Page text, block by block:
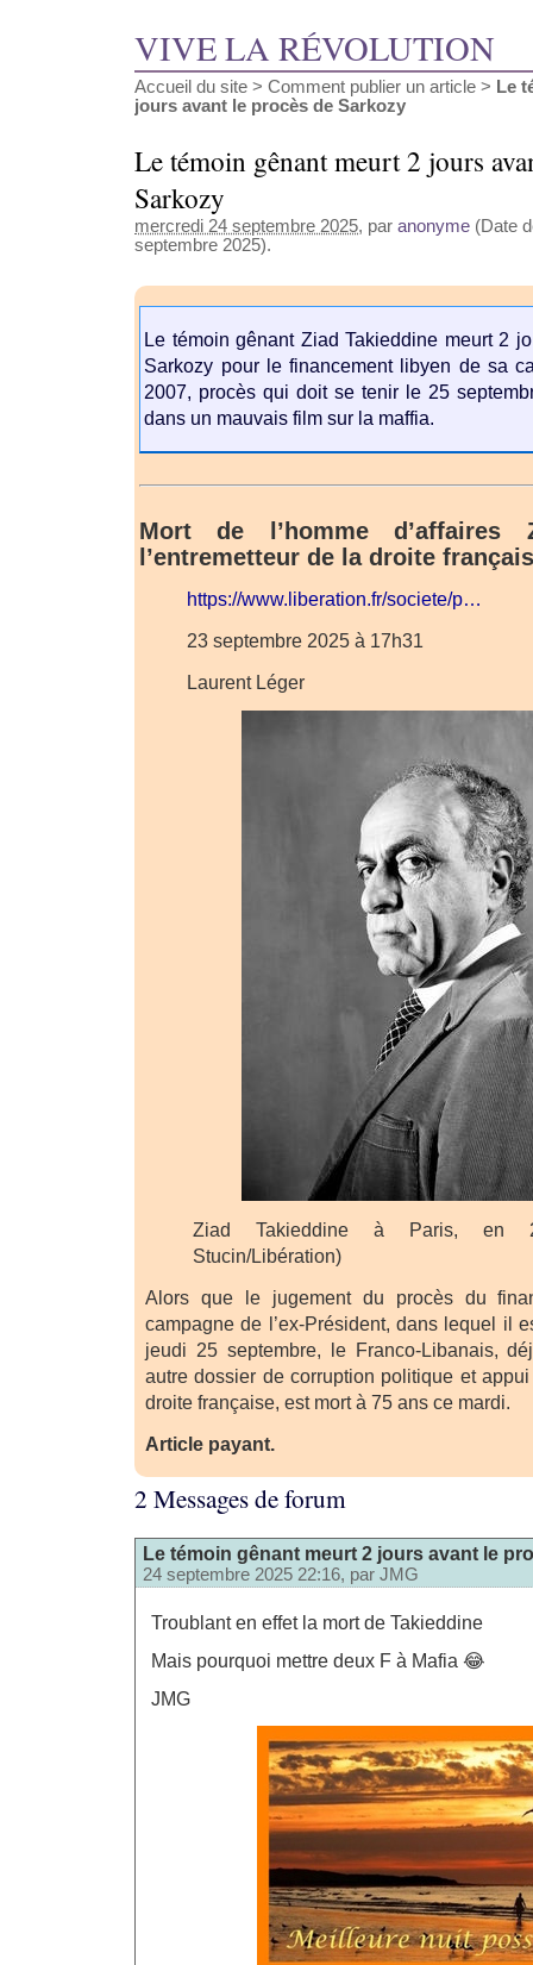
VIVE LA RÉVOLUTION
Accueil du site > Comment publier un article > Le
jours avant le procès de Sarkozy
Le témoin gênant meurt 2 jours
Sarkozy
mercredi 24 septembre 2025, par anonyme (Date
septembre 2025).
Le témoin gênant Ziad Takieddine meurt 2
Sarkozy pour le financement libyen de sa
2007, procès qui doit se tenir le 25
dans un mauvais film sur la maffia.
Mort de l’homme d’affaires
l’entremetteur de la droite
https://www.liberation.fr/societe/p…
23 septembre 2025 à 17h31
Laurent Léger
Ziad Takieddine à Paris, en
Stucin/Libération)
Alors que le jugement du procès du
campagne de l’ex-Président, dans lequel il
jeudi 25 septembre, le Franco-Libanais,
autre dossier de corruption politique et
droite française, est mort à 75 ans ce mardi.
Article payant.
2 Messages de forum
Le témoin gênant meurt 2 jours avant le
24 septembre 2025 22:16, par JMG
Troublant en effet la mort de Takieddine
Mais pourquoi mettre deux F à Mafia 😂
JMG